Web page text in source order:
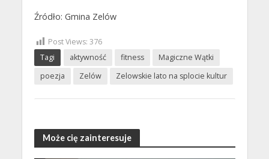
Źródło: Gmina Zelów
Post Views: 376
Tagi
aktywność fitness
Magiczne Wątki
poezja
Zelów Zelowskie lato na splocie kultur
Może cię zainteresuje